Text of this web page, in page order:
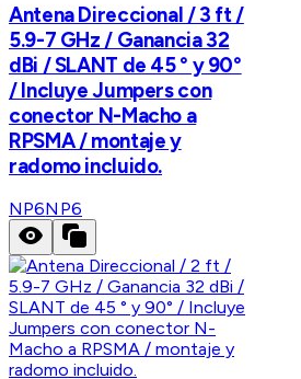
Antena Direccional / 3 ft /
5.9-7 GHz / Ganancia 32
dBi / SLANT de 45 ° y 90°
/ Incluye Jumpers con
conector N-Macho a
RPSMA / montaje y
radomo incluido.
NP6NP6